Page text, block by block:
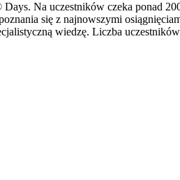
Na uczestników czeka ponad
się z najnowszymi
wiedzę. Liczba